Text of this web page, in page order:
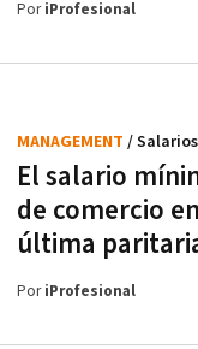
PoriProfesional
El salario
de comercio
última
MANAGEMENT / Salarios
PoriProfesional